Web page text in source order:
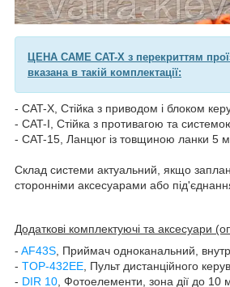
ЦЕНА CAME CAT-X з перекриттям
вказана в такій комплектації:
- CAT-X, Стійка з приводом і блоком
- CAT-I, Стійка з противагою та
- CAT-15, Ланцюг із товщиною ланки 5
Склад системи актуальний, якщо
сторонніми аксесуарами або
Додаткові комплектуючі та аксесуари
- AF43S, Приймач одноканальний,
- TOP-432EE, Пульт дистанційного
- DIR 10, Фотоелементи, зона дії до 10